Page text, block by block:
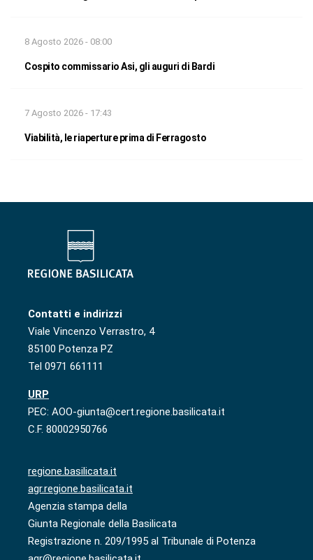
8 Agosto 2026 - 08:00
Cospito commissario Asi, gli auguri di Bardi
7 Agosto 2026 - 17:43
Viabilità, le riaperture prima di Ferragosto
Contatti e indirizzi
Viale Vincenzo Verrastro, 4
85100 Potenza PZ
Tel 0971 661111
URP
PEC: AOO-giunta@cert.regione.basilicata.it
C.F. 80002950766
regione.basilicata.it
agr.regione.basilicata.it
Agenzia stampa della
Giunta Regionale della Basilicata
Registrazione n. 209/1995 al Tribunale di Potenza